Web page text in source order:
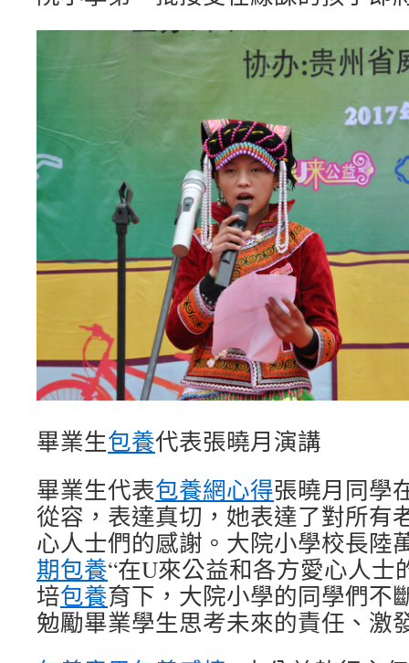
畢業生包養代表張曉月演講
畢業生代表包養網心得張曉月同學
從容，表達真切，她表達了對所有
心人士們的感謝。大院小學校長陸
期包養“在U來公益和各方愛心人士
培包養育下，大院小學的同學們不
勉勵畢業學生思考未來的責任、激